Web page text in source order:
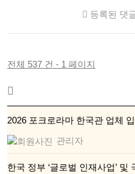
등록된 댓
전체 537 건 - 1 페이지
2026 포크로라마 한국관 업체
관리자
한국 정부 ‘글로벌 인재사업’